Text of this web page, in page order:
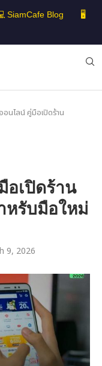
SiamCafe Blog
🖥️
อนไลน์ คู่มือเปิดร้าน
อเปิดร้าน
หรับมือใหม่
9, 2026